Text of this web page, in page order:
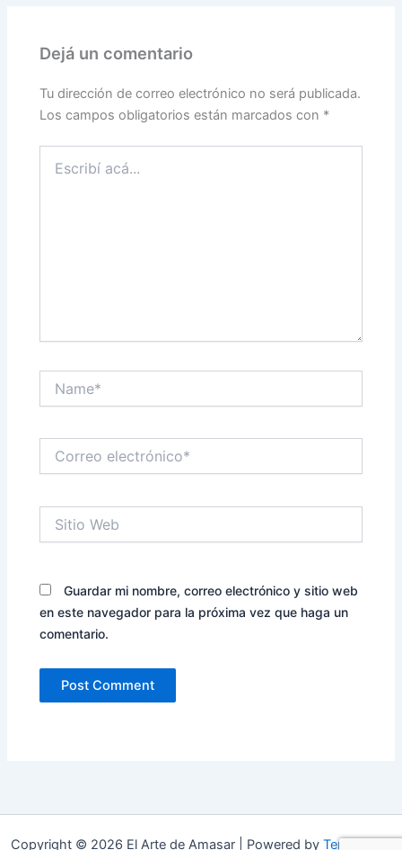
Dejá un comentario
Tu dirección de correo electrónico no será publicada.
Los campos obligatorios están marcados con *
acá...
electrónico*
Web
Guardar mi nombre, correo electrónico y sitio web
en este navegador para la próxima vez que haga un
comentario.
Copyright © 2026 El Arte de Amasar | Powered by Tema Astra